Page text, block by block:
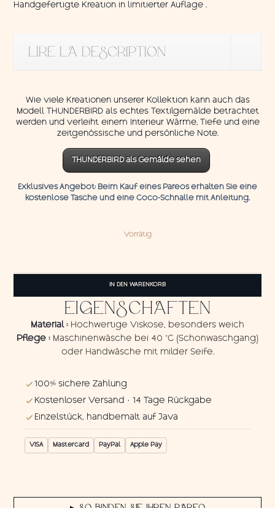
Handgefertigte Kreation in limitierter Auflage .
LIRE LA DESCRIPTION
Wie viele Kreationen unserer Kollektion kann auch das
Modell THUNDERBIRD als echtes Textilgemälde betrachtet
werden und verleiht einem Interieur Wärme, Tiefe und eine
zeitgenössische und persönliche Note.
THUNDERBIRD als Gemälde sehen
Exklusives Angebot: Beim Kauf eines Pareos erhalten Sie eine
kostenlose Tasche und eine Coco-Schnalle mitAnleitung.
Vorrätig
Menge
IN DEN WARENKORB
EIGENSCHAFTEN
Material : Hochwertige Viskose, besonders weich
Pflege : Maschinenwäsche bei 40 °C (Schonwaschgang)
oder Handwäsche mit milder Seife.
100% sichere Zahlung
Kostenloser Versand · 14 Tage Rückgabe
Einzelstück, handbemalt auf Java
VISA Mastercard PayPal Apple Pay